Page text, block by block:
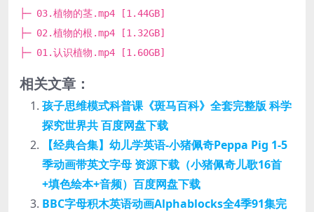
├─ 03.植物的茎.mp4 [1.44GB]
├─ 02.植物的根.mp4 [1.32GB]
├─ 01.认识植物.mp4 [1.60GB]
相关文章：
孩子思维模式科普课《斑马百科》全套完整版 科学
探究世界共 百度网盘下载
【经典合集】幼儿学英语-小猪佩奇Peppa Pig 1-5
季动画带英文字母 资源下载（小猪佩奇儿歌16首
+填色绘本+音频）百度网盘下载
BBC字母积木英语动画Alphablocks全4季91集完